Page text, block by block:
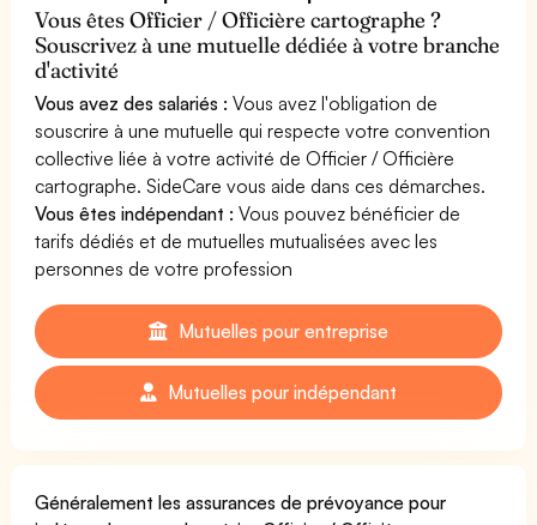
Vous êtes Officier / Officière cartographe ?
Souscrivez à une mutuelle dédiée à votre branche
d'activité
Vous avez des salariés : Vous avez l'obligation de
souscrire à une mutuelle qui respecte votre convention
collective liée à votre activité de Officier / Officière
cartographe. SideCare vous aide dans ces démarches.
Vous êtes indépendant : Vous pouvez bénéficier de
tarifs dédiés et de mutuelles mutualisées avec les
personnes de votre profession
Mutuelles pour entreprise
Mutuelles pour indépendant
Généralement les assurances de prévoyance pour